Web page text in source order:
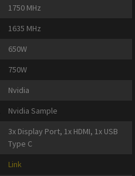
1750 MHz
1635 MHz
650W
750W
Nvidia
Nvidia Sample
3x Display Port, 1x HDMI, 1x USB
Type C
Link